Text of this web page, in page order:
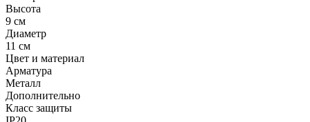
Высота
9 см
Диаметр
11 см
Цвет и материал
Арматура
Металл
Дополнительно
Класс защиты